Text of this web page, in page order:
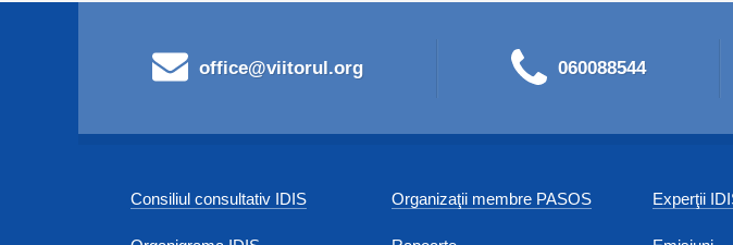
office@viitorul.org 060088544
Consiliul consultativ IDIS Organizaţii membre PASOS Experţii